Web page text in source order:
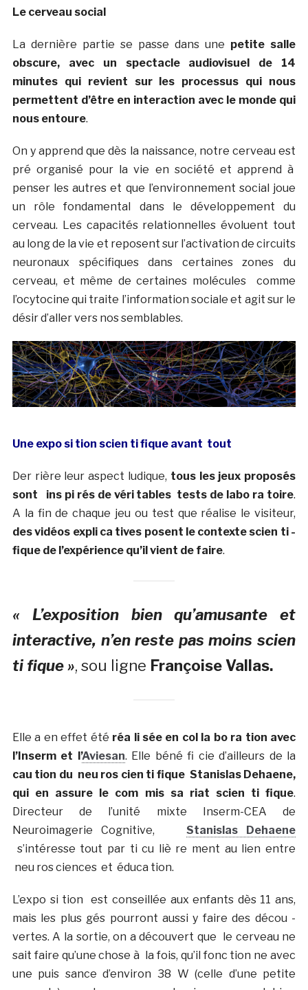
Le cerveau social
La dernière partie se passe dans une petite salle
obscure, avec un spectacle audiovisuel de 14
minutes qui revient sur les processus qui nous
permettent d’être en interaction avec le monde qui
nous entoure.
On y apprend que dès la naissance, notre cerveau est
pré organisé pour la vie en société et apprend à
penser les autres et que l’environnement social joue
un rôle fondamental dans le développement du
cerveau. Les capacités relationnelles évoluent tout
au long de la vie et reposent sur l’activation de circuits
neuronaux spécifiques dans certaines zones du
cerveau, et même de certaines molécules comme
l’ocytocine qui traite l’information sociale et agit sur le
désir d’aller vers nos semblables.
Une expo ­si ­tion scien ­ti ­fique avant tout
Der ­rière leur aspect ludique, tous les jeux proposés
sont ins ­pi ­rés de véri ­tables tests de labo ­ra ­toire.
A la fin de chaque jeu ou test que réalise le visiteur,
des vidéos expli ­ca ­tives posent le contexte scien ­ti ­
fique de l’expérience qu’il vient de faire.
« L’exposition bien qu’amusante et
interactive, n’en reste pas moins scien
­ti ­fique », sou ­ligne Françoise Vallas.
Elle a en effet été réa ­li ­sée en col ­la ­bo ­ra ­tion avec
l’Inserm et l’Aviesan. Elle béné ­fi ­cie d’ailleurs de la
cau ­tion du neu ­ros ­cien ­ti ­fique Stanislas Dehaene,
qui en assure le com ­mis ­sa ­riat scien ­ti ­fique.
Directeur de l’unité mixte Inserm-CEA de
Neuroimagerie Cognitive,Stanislas Dehaene
s’intéresse tout par ­ti ­cu ­liè ­re ­ment au lien entre
neu ­ros ­ciences et éduca ­tion.
L’expo ­si ­tion est conseillée aux enfants dès 11 ans,
mais les plus gés pourront aussi y faire des décou ­
vertes. A la sortie, on a découvert que le cerveau ne
sait faire qu’une chose à la fois, qu’il fonc ­tion ­ne avec
une puis ­sance d’environ 38 W (celle d’une petite